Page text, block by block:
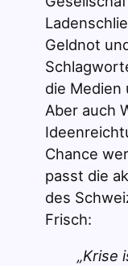
Geldnot
die Medien
Aber auch
Chance
passt die
des
Frisch:
„Krise